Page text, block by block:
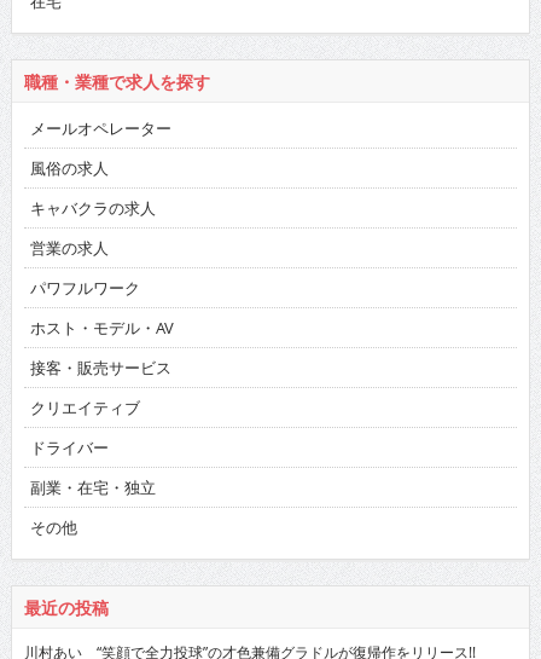
職種・業種で求人を探す
メールオペレーター
風俗の求人
キャバクラの求人
営業の求人
パワフルワーク
ホスト・モデル・AV
接客・販売サービス
クリエイティブ
ドライバー
副業・在宅・独立
その他
最近の投稿
川村あい “笑顔で全力投球”の才色兼備グラドルが復帰作をリリース!!